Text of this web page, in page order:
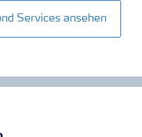
Services ansehen